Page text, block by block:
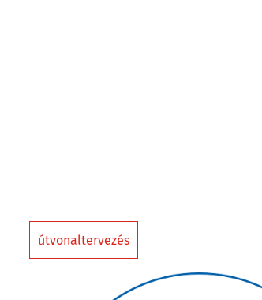
útvonaltervezés